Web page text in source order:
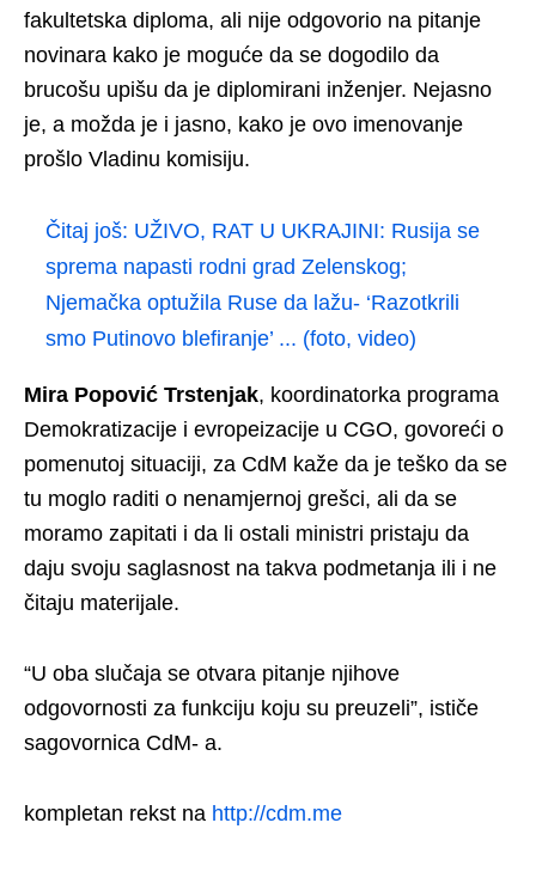
fakultetska diploma, ali nije odgovorio na pitanje
novinara kako je moguće da se dogodilo da
brucošu upišu da je diplomirani inženjer. Nejasno
je, a možda je i jasno, kako je ovo imenovanje
prošlo Vladinu komisiju.
Čitaj još: UŽIVO, RAT U UKRAJINI: Rusija se
sprema napasti rodni grad Zelenskog;
Njemačka optužila Ruse da lažu- ‘Razotkrili
smo Putinovo blefiranje’ ... (foto, video)
Mira Popović Trstenjak, koordinatorka programa
Demokratizacije i evropeizacije u CGO, govoreći o
pomenutoj situaciji, za CdM kaže da je teško da se
tu moglo raditi o nenamjernoj grešci, ali da se
moramo zapitati i da li ostali ministri pristaju da
daju svoju saglasnost na takva podmetanja ili i ne
čitaju materijale.
“U oba slučaja se otvara pitanje njihove
odgovornosti za funkciju koju su preuzeli”, ističe
sagovornica CdM- a.
kompletan rekst na http://cdm.me